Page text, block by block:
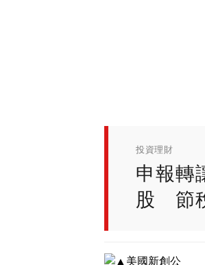
政經
金融圈
投資理財
投資理財
投資理財
申報轉
股 節